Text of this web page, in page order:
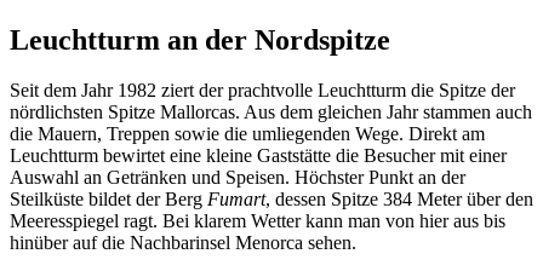
Leuchtturm an der Nordspitze
Seit dem Jahr 1982 ziert der prachtvolle Leuchtturm die Spitze der
nördlichsten Spitze Mallorcas. Aus dem gleichen Jahr stammen auch
die Mauern, Treppen sowie die umliegenden Wege. Direkt am
Leuchtturm bewirtet eine kleine Gaststätte die Besucher mit einer
Auswahl an Getränken und Speisen. Höchster Punkt an der
Steilküste bildet der Berg Fumart, dessen Spitze 384 Meter über den
Meeresspiegel ragt. Bei klarem Wetter kann man von hier aus bis
hinüber auf die Nachbarinsel Menorca sehen.